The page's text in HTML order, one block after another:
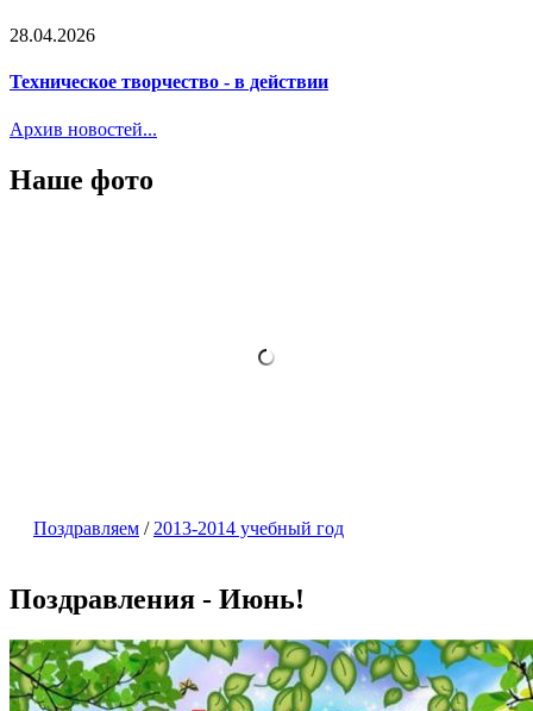
28.04.2026
Техническое творчество - в действии
Архив новостей...
Наше фото
Поздравляем / 2013-2014 учебный год
Поздравления - Июнь!